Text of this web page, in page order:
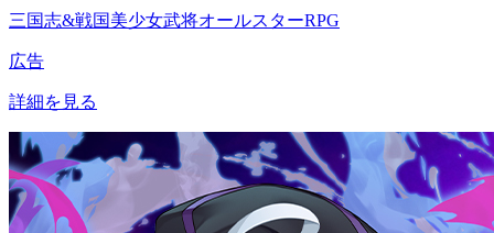
三国志&戦国美少女武将オールスターRPG
広告
詳細を見る